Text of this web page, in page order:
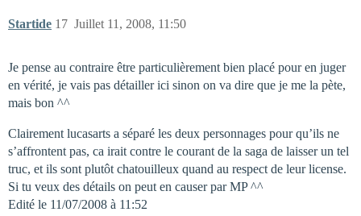
Startide Juillet 11, 2008, 11:50
17
Je pense au contraire être particulièrement bien placé pour en juger
en vérité, je vais pas détailler ici sinon on va dire que je me la pète,
mais bon ^^
Clairement lucasarts a séparé les deux personnages pour qu’ils ne
s’affrontent pas, ca irait contre le courant de la saga de laisser un tel
truc, et ils sont plutôt chatouilleux quand au respect de leur license.
Si tu veux des détails on peut en causer par MP ^^
Edité le 11/07/2008 à 11:52